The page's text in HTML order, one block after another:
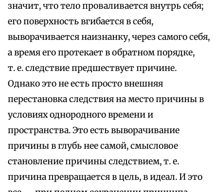
значит, что тело проваливается внутрь себя;
его поверхность вгибается в себя,
выворачивается наизнанку, через самого себя,
а время его протекает в обратном порядке,
т. е. следствие предшествует причине.
Однако это не есть просто внешняя
перестановка следствия на место причины в
условиях однородного времени и
пространства. Это есть выворачивание
причины в глубь нее самой, смысловое
становление причины следствием, т. е.
причина превращается в цель, в идеал. И это